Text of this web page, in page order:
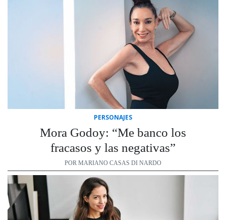
PERSONAJES
Mora Godoy: “Me banco los
fracasos y las negativas”
POR MARIANO CASAS DI NARDO